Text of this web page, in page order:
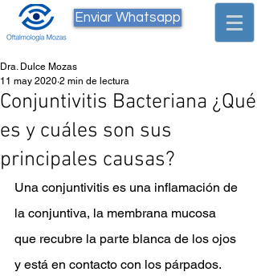
Enviar Whatsapp
Conjuntivitis Bacteriana ¿Qué
es y cuáles son sus
principales causas?
Dra. Dulce Mozas
11 may 2020 2 min de lectura
Una conjuntivitis es una inflamación de
la conjuntiva, la membrana mucosa
que recubre la parte blanca de los ojos
y está en contacto con los párpados.